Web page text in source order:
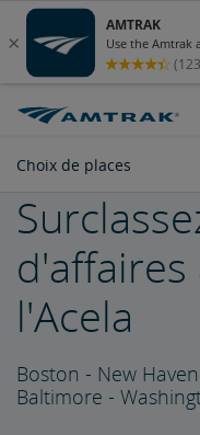
Choix de places
Choix de places
Hébergements en
Choix des sièges
Repas à bord
l'Acela
Boston - New
Baltimore -